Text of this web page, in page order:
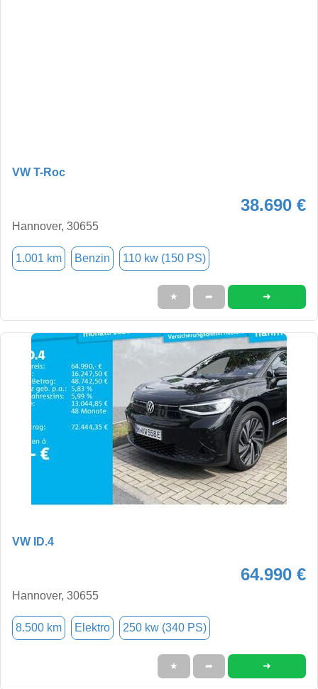
VW T-Roc
38.690 €
Hannover, 30655
1.001 km Benzin 110 kw (150 PS)
★ ➦ ➜
VW ID.4
64.990 €
Hannover, 30655
8.500 km Elektro 250 kw (340 PS)
★ ➦ ➜